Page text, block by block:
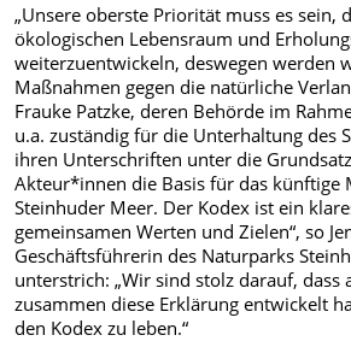
„Unsere oberste Priorität muss es sein,
ökologischen Lebensraum und
weiterzuentwickeln, deswegen werden
Maßnahmen gegen die natürliche
Frauke Patzke, deren Behörde im
u.a. zuständig für die Unterhaltung des
ihren Unterschriften unter die
Akteur*innen die Basis für das künftige
Steinhuder Meer. Der Kodex ist ein
gemeinsamen Werten und Zielen“, so
Geschäftsführerin des Naturparks
unterstrich: „Wir sind stolz darauf, dass
zusammen diese Erklärung entwickelt
den Kodex zu leben.“